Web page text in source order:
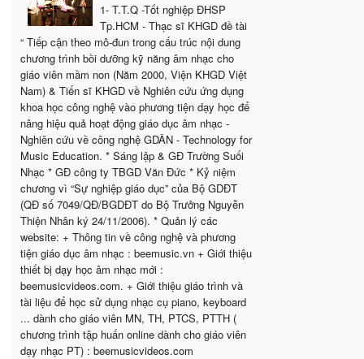
1- T.T.Q -Tốt nghiệp ĐHSP
Tp.HCM - Thạc sĩ KHGD đề tài
“ Tiếp cận theo mô-đun trong cấu trúc nội dung
chương trình bồi dưỡng kỹ năng âm nhạc cho
giáo viên mầm non (Năm 2000, Viện KHGD Việt
Nam) & Tiến sĩ KHGD về Nghiên cứu ứng dụng
khoa học công nghệ vào phương tiện dạy học để
nâng hiệu quả hoạt động giáo dục âm nhạc -
Nghiên cứu về công nghệ GDÂN - Technology for
Music Education. * Sáng lập & GĐ Trường Suối
Nhạc * GĐ công ty TBGD Văn Đức * Kỷ niệm
chương vì “Sự nghiệp giáo dục” của Bộ GDĐT
(QĐ số 7049/QĐ/BGDĐT do Bộ Trưởng Nguyễn
Thiện Nhân ký 24/11/2006). * Quản lý các
website: + Thông tin về công nghệ và phương
tiện giáo dục âm nhạc : beemusic.vn + Giới thiệu
thiết bị dạy học âm nhạc mới :
beemusicvideos.com. + Giới thiệu giáo trình và
tài liệu để học sử dụng nhạc cụ piano, keyboard
... dành cho giáo viên MN, TH, PTCS, PTTH (
chương trình tập huấn online dành cho giáo viên
dạy nhạc PT) : beemusicvideos.com